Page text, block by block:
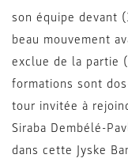
son équipe devant
beau mouvement
exclue de la partie
formations sont
tour invitée à
Siraba Dembélé-
dans cette Jyske